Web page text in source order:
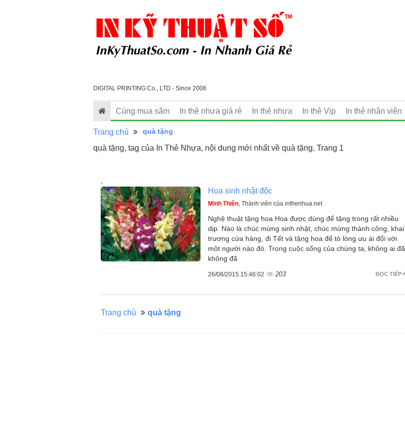
DIGITAL PRINTING Co., LTD - Since 2006
Cùng mua sắm In thẻ nhựa giá rẻ In thẻ nhựa In thẻ Vip In thẻ nhân viên
Trang chủ quà tặng
quà tặng, tag của In Thẻ Nhựa, nội dung mới nhất về quà tặng, Trang 1
.
Hoa sinh nhật độc
Minh Thiện , Thành viên của inthenhua.net
Nghệ thuật tặng hoa Hoa được dùng để tặng trong rất nhiều
dịp. Nào là chúc mừng sinh nhật, chúc mừng thành công, khai
trương cửa hàng, đi Tết và tặng hoa để tỏ lòng ưu ái đối với
một người nào đó. Trong cuộc sống của chúng ta, không ai đã
không đã
ĐỌC TIẾP
26/08/2015 15:46:02 203
Trang chủ quà tặng